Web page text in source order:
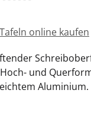
online kaufen
und
Aluminium.
Design. +